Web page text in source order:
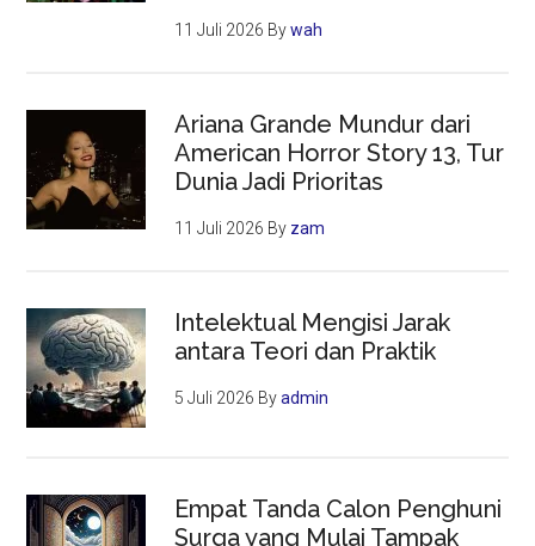
11 Juli 2026 Bywah
Ariana Grande Mundur dari
American Horror Story 13, Tur
Dunia Jadi Prioritas
11 Juli 2026 By zam
Intelektual Mengisi Jarak
antara Teori dan Praktik
5 Juli 2026 Byadmin
Empat Tanda Calon Penghuni
Surga yang Mulai Tampak